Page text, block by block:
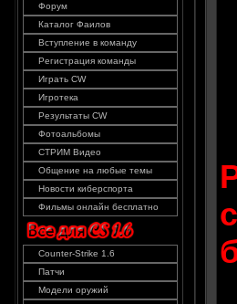
Форум
Каталог Фаилов
Вступление в команду
Регистрация команды
Играть CW
Игротека
Результаты CW
Фотоальбомы
СТРИМ Видео
Общение на любые темы
Новости киберспорта
Фильмы онлайн бесплатно
Counter-Strike 1.6
Патчи
Модели оружий